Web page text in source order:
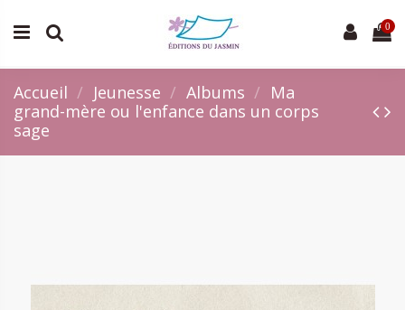
0
Accueil Jeunesse Albums
Ma
grand-mère ou l'enfance dans un corps
sage